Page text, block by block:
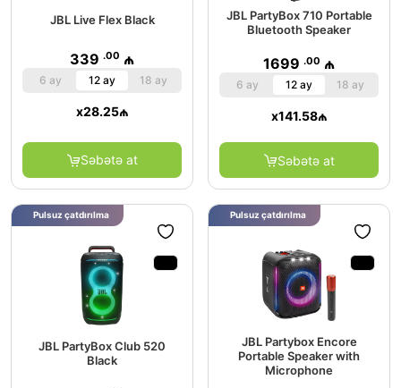
JBL Live Flex Black
339 .00 ₼
6 ay 12 ay 18 ay
x28.25₼
Səbətə at
JBL PartyBox 710 Portable
Bluetooth Speaker
1699 .00 ₼
6 ay 12 ay 18 ay
x141.58₼
Səbətə at
JBL PartyBox Club 520
Black
Pulsuz çatdırılma
JBL Partybox Encore
Portable Speaker with
Microphone
Pulsuz çatdırılma